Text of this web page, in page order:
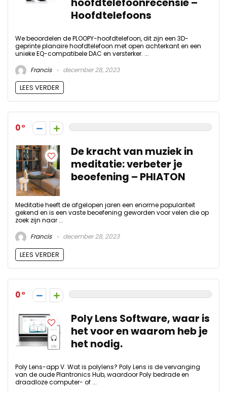
Hoofdtelefoons
We beoordelen de PLOOPY-hoofdtelefoon, dit zijn een 3D-
geprinte planaire hoofdtelefoon met open achterkant en een
unieke EQ-compatibele DAC en versterker. ...
Francis
december 28, 2023
LEES VERDER
0
De kracht van muziek in
meditatie: verbeter je
beoefening – PHIATON
Meditatie heeft de afgelopen jaren een enorme populariteit
gekend en is een vaste beoefening geworden voor velen die op
zoek zijn naar ...
Francis
december 28, 2023
LEES VERDER
0
Poly Lens Software, waar is
het voor en waarom heb je
het nodig.
Poly Lens-app V. Wat is polylens? Poly Lens is de vervanging
van de oude Plantronics Hub, waardoor Poly bedrade en
draadloze computer- of ...